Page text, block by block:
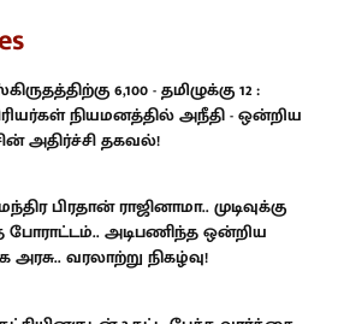
6,100 - தமிழுக்கு 12 :
நியமனத்தில் அநீதி - ஒன்றிய
அதிர்ச்சி தகவல்!
பிரதான் ராஜினாமா.. முடிவுக்கு
போராட்டம்.. அடிபணிந்த ஒன்றிய
அரசு.. வரலாற்று நிகழ்வு!